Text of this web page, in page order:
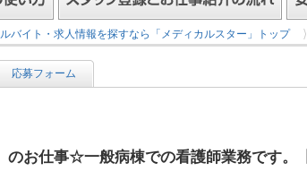
スタッフ登録とお仕事紹介の流れ 安
バイト・求人情報を探すなら「メディカルスター」トップ
応募フォーム
お仕事☆一般病棟での看護師業務です。